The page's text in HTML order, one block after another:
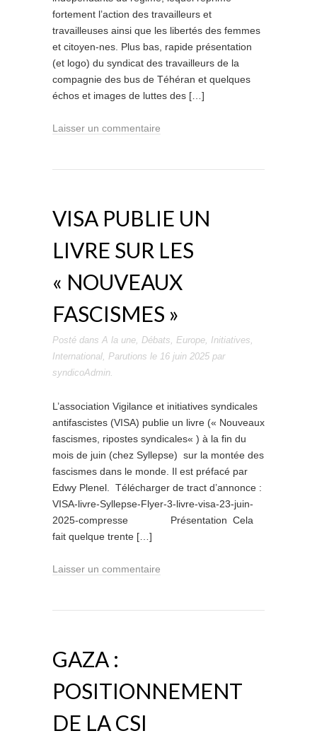
fortement l’action des travailleurs et
travailleuses ainsi que les libertés des femmes
et citoyen-nes. Plus bas, rapide présentation
(et logo) du syndicat des travailleurs de la
compagnie des bus de Téhéran et quelques
échos et images de luttes des […]
Laisser un commentaire
VISA PUBLIE UN
LIVRE SUR LES
« NOUVEAUX
FASCISMES »
Posté dans A la une, Débats, Europe, Initiatives,
International, Parutions le 16 juin 2025 par
syndicoAdmin.
L’association Vigilance et initiatives syndicales
antifascistes (VISA) publie un livre (« Nouveaux
fascismes, ripostes syndicales« ) à la fin du
mois de juin (chez Syllepse) sur la montée des
fascismes dans le monde. Il est préfacé par
Edwy Plenel. Télécharger de tract d’annonce :
VISA-livre-Syllepse-Flyer-3-livre-visa-23-juin-
2025-compresse Présentation Cela
fait quelque trente […]
Laisser un commentaire
GAZA :
POSITIONNEMENT
DE LA CSI